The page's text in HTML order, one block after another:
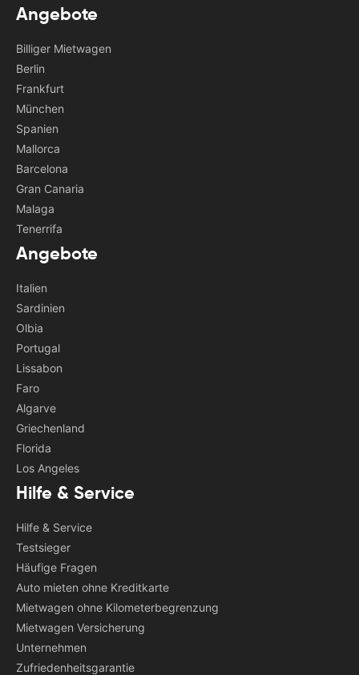
Angebote
Billiger Mietwagen
Berlin
Frankfurt
München
Spanien
Mallorca
Barcelona
Gran Canaria
Malaga
Tenerrifa
Angebote
Italien
Sardinien
Olbia
Portugal
Lissabon
Faro
Algarve
Griechenland
Florida
Los Angeles
Hilfe & Service
Hilfe & Service
Testsieger
Häufige Fragen
Auto mieten ohne Kreditkarte
Mietwagen ohne Kilometerbegrenzung
Mietwagen Versicherung
Unternehmen
Zufriedenheitsgarantie